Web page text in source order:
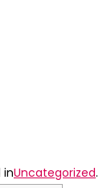
inUncategorized.